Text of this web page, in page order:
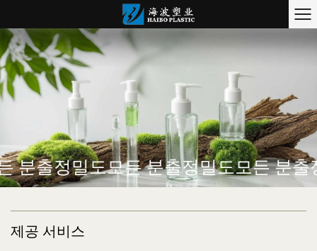
분출정밀도모든 분출정밀도모든 분출
제공 서비스